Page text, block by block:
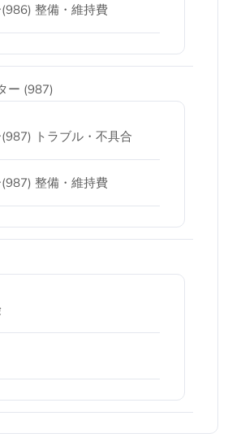
整備・維持費
ー (987)
トラブル・不具合
整備・維持費